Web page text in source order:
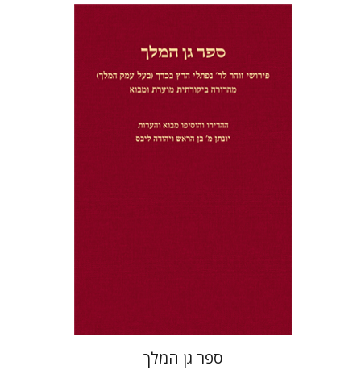
יונתן מ' בן הראש יהודה ליבס
ספר גן המלך